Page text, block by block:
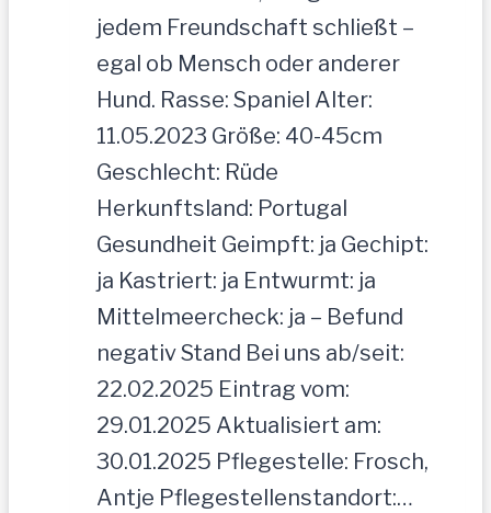
jedem Freundschaft schließt –
egal ob Mensch oder anderer
Hund. Rasse: Spaniel Alter:
11.05.2023 Größe: 40-45cm
Geschlecht: Rüde
Herkunftsland: Portugal
Gesundheit Geimpft: ja Gechipt:
ja Kastriert: ja Entwurmt: ja
Mittelmeercheck: ja – Befund
negativ Stand Bei uns ab/seit:
22.02.2025 Eintrag vom:
29.01.2025 Aktualisiert am:
30.01.2025 Pflegestelle: Frosch,
Antje Pflegestellenstandort:…